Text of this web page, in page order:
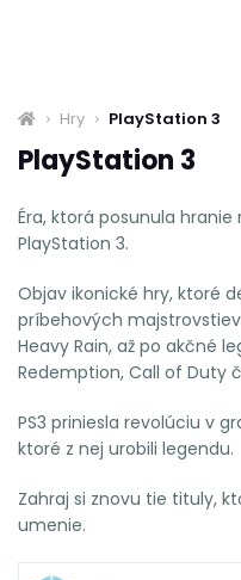
Hry PlayStation 3
PlayStation 3
Éra, ktorá posunula
PlayStation 3.
Objav ikonické hry, ktoré
príbehových
Heavy Rain, až po akčné
Redemption, Call of Duty
PS3 priniesla revolúciu v
ktoré z nej urobili legendu.
Zahraj si znovu tie tituly,
umenie.